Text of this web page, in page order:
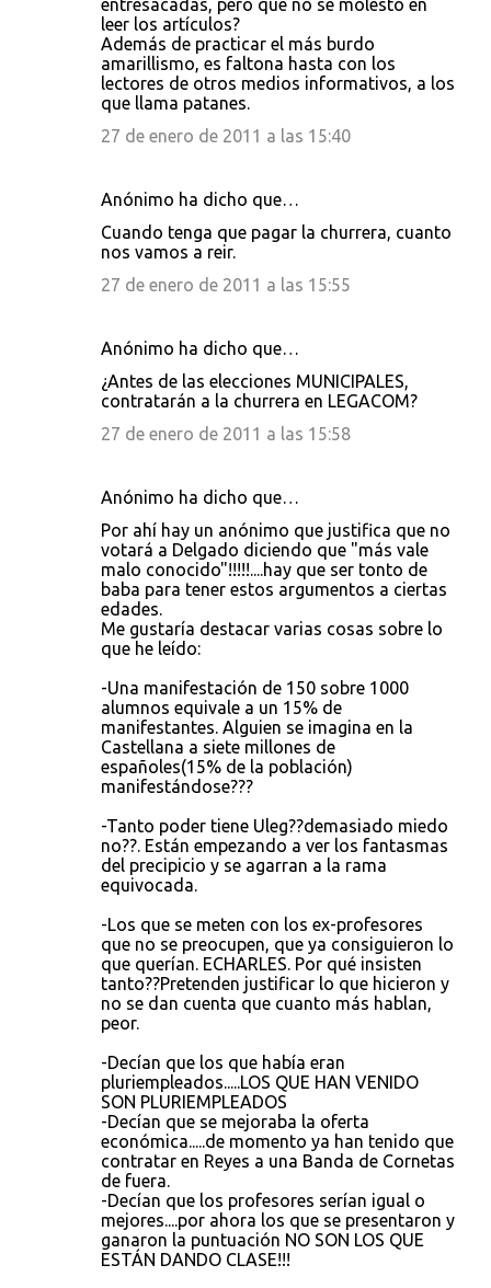
entresacadas, pero que no se molestó en
leer los artículos?
Además de practicar el más burdo
amarillismo, es faltona hasta con los
lectores de otros medios informativos, a los
que llama patanes.
27 de enero de 2011 a las 15:40
Anónimo ha dicho que…
Cuando tenga que pagar la churrera, cuanto
nos vamos a reir.
27 de enero de 2011 a las 15:55
Anónimo ha dicho que…
¿Antes de las elecciones MUNICIPALES,
contratarán a la churrera en LEGACOM?
27 de enero de 2011 a las 15:58
Anónimo ha dicho que…
Por ahí hay un anónimo que justifica que no
votará a Delgado diciendo que "más vale
malo conocido"!!!!!....hay que ser tonto de
baba para tener estos argumentos a ciertas
edades.
Me gustaría destacar varias cosas sobre lo
que he leído:
-Una manifestación de 150 sobre 1000
alumnos equivale a un 15% de
manifestantes. Alguien se imagina en la
Castellana a siete millones de
españoles(15% de la población)
manifestándose???
-Tanto poder tiene Uleg??demasiado miedo
no??. Están empezando a ver los fantasmas
del precipicio y se agarran a la rama
equivocada.
-Los que se meten con los ex-profesores
que no se preocupen, que ya consiguieron lo
que querían. ECHARLES. Por qué insisten
tanto??Pretenden justificar lo que hicieron y
no se dan cuenta que cuanto más hablan,
peor.
-Decían que los que había eran
pluriempleados.....LOS QUE HAN VENIDO
SON PLURIEMPLEADOS
-Decían que se mejoraba la oferta
económica.....de momento ya han tenido que
contratar en Reyes a una Banda de Cornetas
de fuera.
-Decían que los profesores serían igual o
mejores....por ahora los que se presentaron y
ganaron la puntuación NO SON LOS QUE
ESTÁN DANDO CLASE!!!